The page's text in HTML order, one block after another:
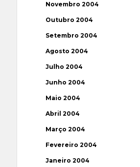
Novembro 2004
Outubro 2004
Setembro 2004
Agosto 2004
Julho 2004
Junho 2004
Maio 2004
Abril 2004
Março 2004
Fevereiro 2004
Janeiro 2004